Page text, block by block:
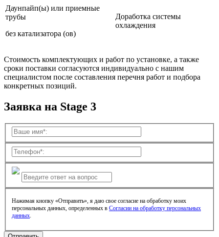
Даунпайп(ы) или приемные
трубы
без катализатора (ов)
Доработка системы
охлаждения
Стоимость комплектующих и работ по установке, а также
сроки поставки согласуются индивидуально с нашим
специалистом после составления перечня работ и подбора
конкретных позиций.
Заявка на Stage 3
Нажимая кнопку «Отправить», я даю свое согласие на обработку моих
персональных данных, определенных в Согласии на обработку персональных
данных.